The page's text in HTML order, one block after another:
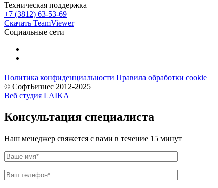
Техническая поддержка
+7 (3812) 63-53-69
Скачать TeamViewer
Социальные сети
Политика конфиденциальности Правила обработки cookie
© СофтБизнес 2012-2025
Веб студия LAIKA
Консультация специалиста
Наш менеджер свяжется с вами в течение 15 минут